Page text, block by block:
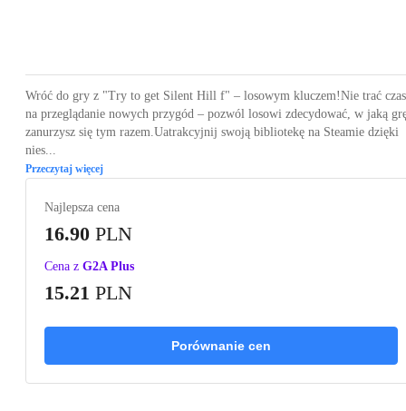
Wróć do gry z "Try to get Silent Hill f" – losowym kluczem!Nie trać
na przeglądanie nowych przygód – pozwól losowi zdecydować, w jaką
zanurzysz się tym razem.Uatrakcyjnij swoją bibliotekę na Steamie dzięki
nies...
Przeczytaj więcej
Najlepsza cena
16.90 PLN
Cena z G2A Plus
15.21 PLN
Porównanie cen